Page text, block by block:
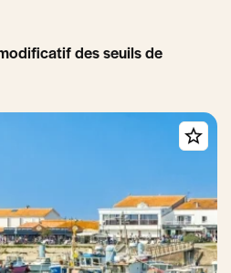
des seuils de